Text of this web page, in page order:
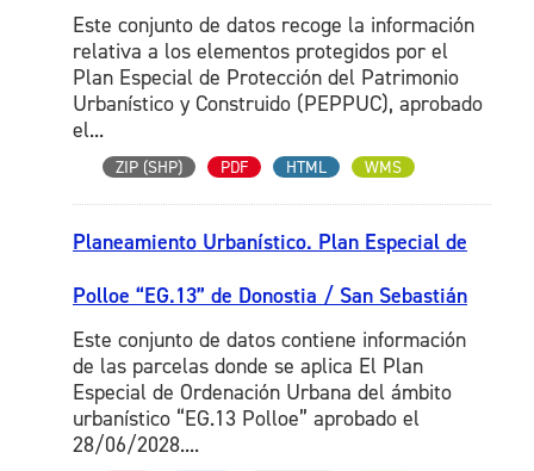
Este conjunto de datos recoge la información
relativa a los elementos protegidos por el
Plan Especial de Protección del Patrimonio
Urbanístico y Construido (PEPPUC), aprobado
el...
ZIP (SHP) PDF HTML WMS
Planeamiento Urbanístico. Plan Especial de
Polloe “EG.13” de Donostia / San Sebastián
Este conjunto de datos contiene información
de las parcelas donde se aplica El Plan
Especial de Ordenación Urbana del ámbito
urbanístico “EG.13 Polloe” aprobado el
28/06/2028....